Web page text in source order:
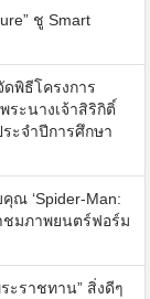
ชู Smart
พิธีโครงการ
ะนางเจ้าสิริกิติ์
ะจำปีการศึกษา
ณ ‘Spider-Man:
ชมภาพยนตร์ฟอร์ม
ะราชทาน” สิ่งดีๆ